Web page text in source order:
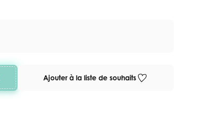
Ajouter à la liste de souhaits